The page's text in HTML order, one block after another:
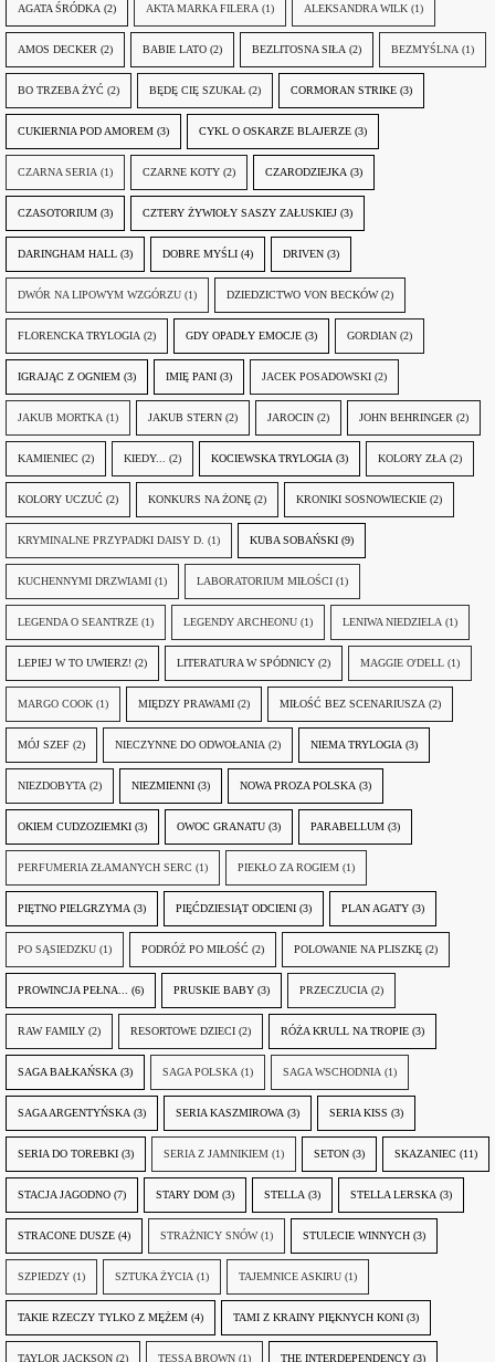
AGATA ŚRÓDKA (2) AKTA MARKA FILERA (1) ALEKSANDRA WILK (1)
AMOS DECKER (2) BABIE LATO (2) BEZLITOSNA SIŁA (2) BEZMYŚLNA (1)
BO TRZEBA ŻYĆ (2) BĘDĘ CIĘ SZUKAŁ (2) CORMORAN STRIKE (3)
CUKIERNIA POD AMOREM (3) CYKL O OSKARZE BLAJERZE (3)
CZARNA SERIA (1) CZARNE KOTY (2) CZARODZIEJKA (3)
CZASOTORIUM (3) CZTERY ŻYWIOŁY SASZY ZAŁUSKIEJ (3)
DARINGHAM HALL (3) DOBRE MYŚLI (4) DRIVEN (3)
DWÓR NA LIPOWYM WZGÓRZU (1) DZIEDZICTWO VON BECKÓW (2)
FLORENCKA TRYLOGIA (2) GDY OPADŁY EMOCJE (3) GORDIAN (2)
IGRAJĄC Z OGNIEM (3) IMIĘ PANI (3) JACEK POSADOWSKI (2)
JAKUB MORTKA (1) JAKUB STERN (2) JAROCIN (2) JOHN BEHRINGER (2)
KAMIENIEC (2) KIEDY... (2) KOCIEWSKA TRYLOGIA (3) KOLORY ZŁA (2)
KOLORY UCZUĆ (2) KONKURS NA ŻONĘ (2) KRONIKI SOSNOWIECKIE (2)
KRYMINALNE PRZYPADKI DAISY D. (1) KUBA SOBAŃSKI (9)
KUCHENNYMI DRZWIAMI (1) LABORATORIUM MIŁOŚCI (1)
LEGENDA O SEANTRZE (1) LEGENDY ARCHEONU (1) LENIWA NIEDZIELA (1)
LEPIEJ W TO UWIERZ! (2) LITERATURA W SPÓDNICY (2) MAGGIE O'DELL (1)
MARGO COOK (1) MIĘDZY PRAWAMI (2) MIŁOŚĆ BEZ SCENARIUSZA (2)
MÓJ SZEF (2) NIECZYNNE DO ODWOŁANIA (2) NIEMA TRYLOGIA (3)
NIEZDOBYTA (2) NIEZMIENNI (3) NOWA PROZA POLSKA (3)
OKIEM CUDZOZIEMKI (3) OWOC GRANATU (3) PARABELLUM (3)
PERFUMERIA ZŁAMANYCH SERC (1) PIEKŁO ZA ROGIEM (1)
PIĘTNO PIELGRZYMA (3) PIĘĆDZIESIĄT ODCIENI (3) PLAN AGATY (3)
PO SĄSIEDZKU (1) PODRÓŻ PO MIŁOŚĆ (2) POLOWANIE NA PLISZKĘ (2)
PROWINCJA PEŁNA... (6) PRUSKIE BABY (3) PRZECZUCIA (2)
RAW FAMILY (2) RESORTOWE DZIECI (2) RÓŻA KRULL NA TROPIE (3)
SAGA BAŁKAŃSKA (3) SAGA POLSKA (1) SAGA WSCHODNIA (1)
SAGA ARGENTYŃSKA (3) SERIA KASZMIROWA (3) SERIA KISS (3)
SERIA DO TOREBKI (3) SERIA Z JAMNIKIEM (1) SETON (3) SKAZANIEC (11)
STACJA JAGODNO (7) STARY DOM (3) STELLA (3) STELLA LERSKA (3)
STRACONE DUSZE (4) STRAŻNICY SNÓW (1) STULECIE WINNYCH (3)
SZPIEDZY (1) SZTUKA ŻYCIA (1) TAJEMNICE ASKIRU (1)
TAKIE RZECZY TYLKO Z MĘŻEM (4) TAMI Z KRAINY PIĘKNYCH KONI (3)
TAYLOR JACKSON (2) TESSA BROWN (1) THE INTERDEPENDENCY (3)